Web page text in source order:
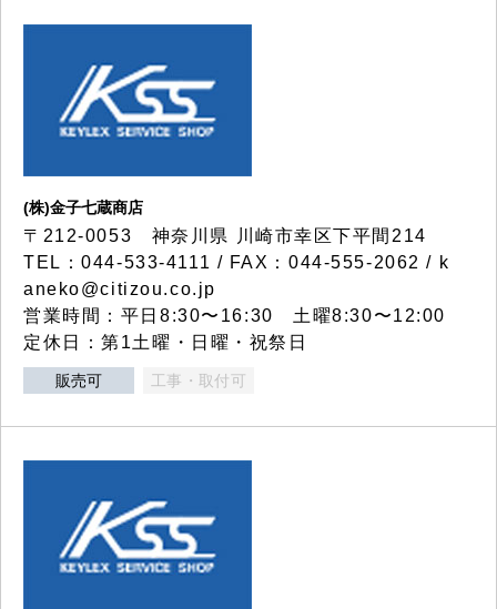
(株)金子七蔵商店
〒212-0053 神奈川県 川崎市幸区下平間214
TEL：044-533-4111 / FAX：044-555-2062 / k
aneko@citizou.co.jp
営業時間：平日8:30〜16:30 土曜8:30〜12:00
定休日：第1土曜・日曜・祝祭日
販売可 工事・取付可